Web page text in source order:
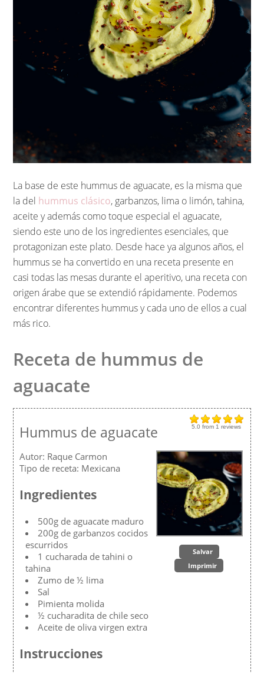
La base de este hummus de aguacate, es la misma que
la del hummus clásico, garbanzos, lima o limón, tahina,
aceite y además como toque especial el aguacate,
siendo este uno de los ingredientes esenciales, que
protagonizan este plato. Desde hace ya algunos años, el
hummus se ha convertido en una receta presente en
casi todas las mesas durante el aperitivo, una receta con
origen árabe que se extendió rápidamente. Podemos
encontrar diferentes hummus y cada uno de ellos a cual
más rico.
Receta de hummus de
aguacate
5.0 from 1 reviews
Hummus de aguacate
Salvar
Imprimir
Autor: Raque Carmon
Tipo de receta: Mexicana
Ingredientes
500g de aguacate maduro
200g de garbanzos cocidos
escurridos
1 cucharada de tahini o
tahina
Zumo de ½ lima
Sal
Pimienta molida
½ cucharadita de chile seco
Aceite de oliva virgen extra
Instrucciones